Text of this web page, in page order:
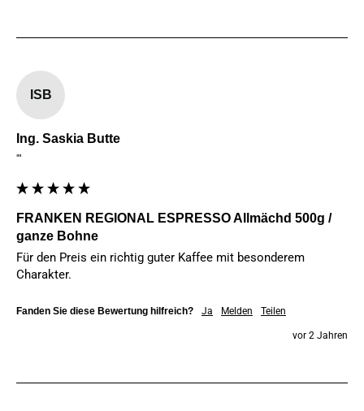
ISB
Ing. Saskia Butte
""
FRANKEN REGIONAL ESPRESSO Allmächd 500g /
ganze Bohne
Für den Preis ein richtig guter Kaffee mit besonderem
Charakter.
Fanden Sie diese Bewertung hilfreich? Ja Melden Teilen
vor 2 Jahren